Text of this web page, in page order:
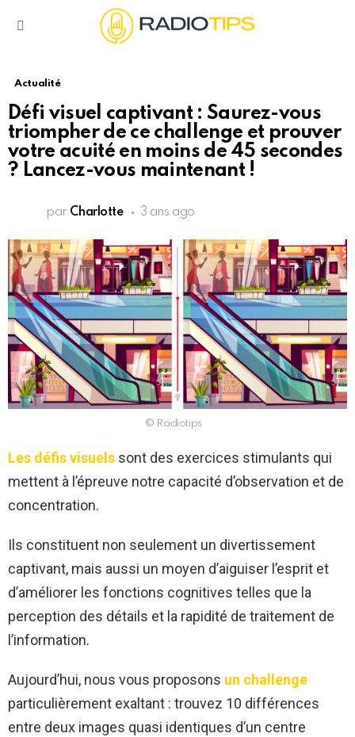
Actualité
Défi visuel captivant : Saurez-vous
triompher de ce challenge et prouver
votre acuité en moins de 45 secondes
? Lancez-vous maintenant !
par Charlotte 3 ans ago
© Radiotips
Les défis visuels sont des exercices stimulants qui
mettent à l’épreuve notre capacité d’observation et de
concentration.
Ils constituent non seulement un divertissement
captivant, mais aussi un moyen d’aiguiser l’esprit et
d’améliorer les fonctions cognitives telles que la
perception des détails et la rapidité de traitement de
l’information.
Aujourd’hui, nous vous proposons un challenge
particulièrement exaltant : trouvez 10 différences
entre deux images quasi identiques d’un centre